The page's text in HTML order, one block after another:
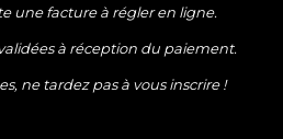
une facture à régler en ligne.
à réception du paiement.
ne tardez pas à vous inscrire !